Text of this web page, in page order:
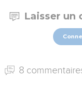
Laisser un
8